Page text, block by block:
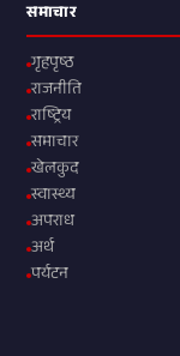
समाचार
गृहपृष्ठ
राजनीति
राष्ट्रिय
समाचार
खेलकुद
स्वास्थ्य
अपराध
अर्थ
पर्यटन